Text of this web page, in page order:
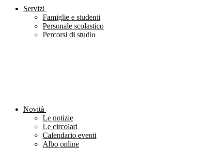
Servizi
Famiglie e studenti
Personale scolastico
Percorsi di studio
Novità
Le notizie
Le circolari
Calendario eventi
Albo online